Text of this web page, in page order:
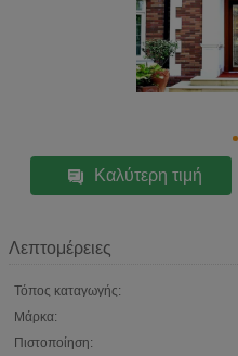
Καλύτερη τιμή
Λεπτομέρειες
Τόπος καταγωγής:
Μάρκα:
Πιστοποίηση: